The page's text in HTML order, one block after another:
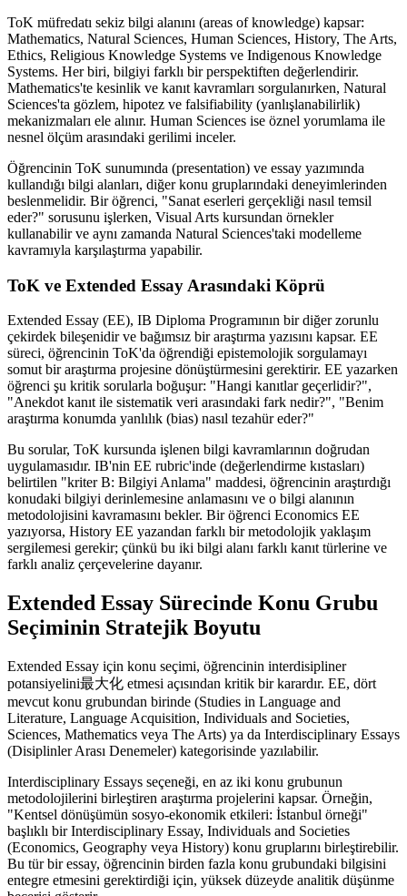
ToK müfredatı sekiz bilgi alanını (areas of knowledge) kapsar:
Mathematics, Natural Sciences, Human Sciences, History, The Arts,
Ethics, Religious Knowledge Systems ve Indigenous Knowledge
Systems. Her biri, bilgiyi farklı bir perspektiften değerlendirir.
Mathematics'te kesinlik ve kanıt kavramları sorgulanırken, Natural
Sciences'ta gözlem, hipotez ve falsifiability (yanlışlanabilirlik)
mekanizmaları ele alınır. Human Sciences ise öznel yorumlama ile
nesnel ölçüm arasındaki gerilimi inceler.
Öğrencinin ToK sunumında (presentation) ve essay yazımında
kullandığı bilgi alanları, diğer konu gruplarındaki deneyimlerinden
beslenmelidir. Bir öğrenci, "Sanat eserleri gerçekliği nasıl temsil
eder?" sorusunu işlerken, Visual Arts kursundan örnekler
kullanabilir ve aynı zamanda Natural Sciences'taki modelleme
kavramıyla karşılaştırma yapabilir.
ToK ve Extended Essay Arasındaki Köprü
Extended Essay (EE), IB Diploma Programının bir diğer zorunlu
çekirdek bileşenidir ve bağımsız bir araştırma yazısını kapsar. EE
süreci, öğrencinin ToK'da öğrendiği epistemolojik sorgulamayı
somut bir araştırma projesine dönüştürmesini gerektirir. EE yazarken
öğrenci şu kritik sorularla boğuşur: "Hangi kanıtlar geçerlidir?",
"Anekdot kanıt ile sistematik veri arasındaki fark nedir?", "Benim
araştırma konumda yanlılık (bias) nasıl tezahür eder?"
Bu sorular, ToK kursunda işlenen bilgi kavramlarının doğrudan
uygulamasıdır. IB'nin EE rubric'inde (değerlendirme kıstasları)
belirtilen "kriter B: Bilgiyi Anlama" maddesi, öğrencinin araştırdığı
konudaki bilgiyi derinlemesine anlamasını ve o bilgi alanının
metodolojisini kavramasını bekler. Bir öğrenci Economics EE
yazıyorsa, History EE yazandan farklı bir metodolojik yaklaşım
sergilemesi gerekir; çünkü bu iki bilgi alanı farklı kanıt türlerine ve
farklı analiz çerçevelerine dayanır.
Extended Essay Sürecinde Konu Grubu
Seçiminin Stratejik Boyutu
Extended Essay için konu seçimi, öğrencinin interdisipliner
potansiyelini最大化 etmesi açısından kritik bir karardır. EE, dört
mevcut konu grubundan birinde (Studies in Language and
Literature, Language Acquisition, Individuals and Societies,
Sciences, Mathematics veya The Arts) ya da Interdisciplinary Essays
(Disiplinler Arası Denemeler) kategorisinde yazılabilir.
Interdisciplinary Essays seçeneği, en az iki konu grubunun
metodolojilerini birleştiren araştırma projelerini kapsar. Örneğin,
"Kentsel dönüşümün sosyo-ekonomik etkileri: İstanbul örneği"
başlıklı bir Interdisciplinary Essay, Individuals and Societies
(Economics, Geography veya History) konu gruplarını birleştirebilir.
Bu tür bir essay, öğrencinin birden fazla konu grubundaki bilgisini
entegre etmesini gerektirdiği için, yüksek düzeyde analitik düşünme